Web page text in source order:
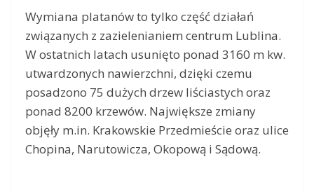
Wymiana platanów to tylko część działań
związanych z zazielenianiem centrum Lublina.
W ostatnich latach usunięto ponad 3160 m kw.
utwardzonych nawierzchni, dzięki czemu
posadzono 75 dużych drzew liściastych oraz
ponad 8200 krzewów. Największe zmiany
objęły m.in. Krakowskie Przedmieście oraz ulice
Chopina, Narutowicza, Okopową i Sądową.